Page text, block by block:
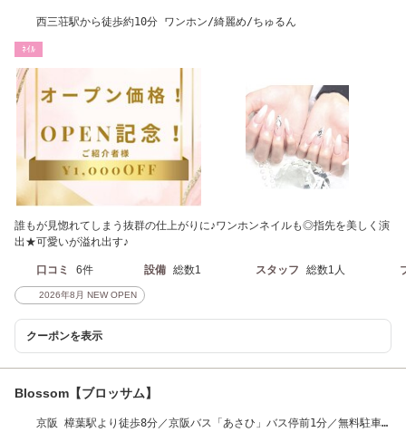
西三荘駅から徒歩約10分 ワンホン/綺麗め/ちゅるん
ﾈｲﾙ
誰もが見惚れてしまう抜群の仕上がりに♪ワンホンネイルも◎指先を美しく演
出★可愛いが溢れ出す♪
口コミ 6件 設備 総数1 スタッフ 総数1人
2026年8月 NEW OPEN
クーポンを表示
Blossom【ブロッサム】
京阪 樟葉駅より徒歩8分／京阪バス「あさひ」バス停前1分／無料駐車